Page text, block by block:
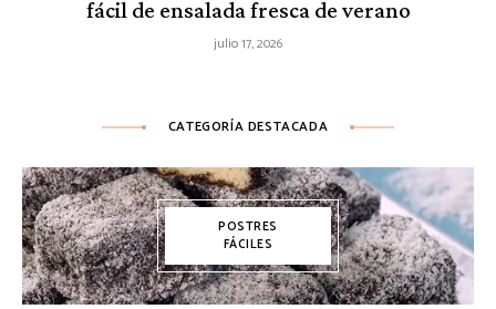
fácil de ensalada fresca de verano
julio 17, 2026
CATEGORÍA DESTACADA
POSTRES
FÁCILES